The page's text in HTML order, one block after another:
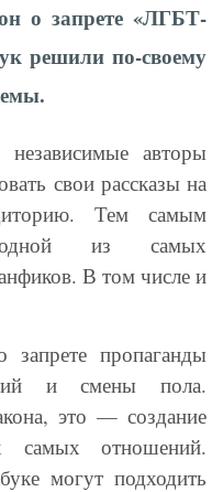
о запрете «ЛГБТ-
решили по-своему
авторы
свои рассказы на
Тем самым
одной из самых
В том числе и
пропаганды
и смены пола.
это — создание
самых отношений.
могут подходить